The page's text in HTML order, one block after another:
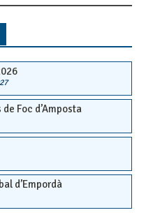
Foc d’Amposta
d’Empordà